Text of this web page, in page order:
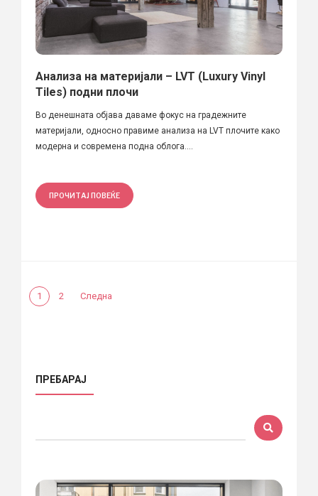
Анализа на материјали – LVT (Luxury Vinyl
Tiles) подни плочи
Во денешната објава даваме фокус на градежните
материјали, односно правиме анализа на LVT плочите како
модерна и современа подна облога....
ПРОЧИТАЈ ПОВЕЌЕ
1 2 Следна
ПРЕБАРАЈ